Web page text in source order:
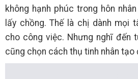
không hạnh phúc trong hôn
lấy chồng. Thế là chị dành mọi
cho công việc. Nhưng nghĩ đến
cũng chọn cách thụ tinh nhân tạo